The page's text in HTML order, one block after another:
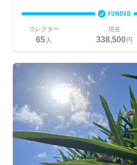
FUNDED
コレクター
65 人
現在
338,500円